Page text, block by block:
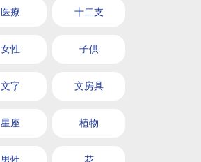
医療 十二支
女性 子供
文字 文房具
星座 植物